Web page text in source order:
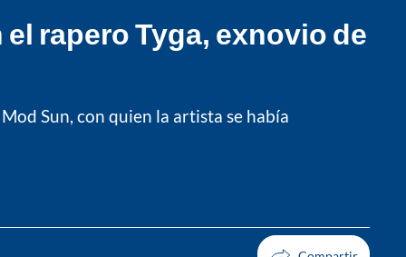
rapero Tyga, exnovio de
Sun, con quien la artista se había